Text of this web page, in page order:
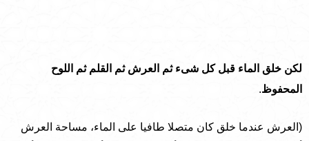
لكن خلق الماء قبل كل شىء ثم العرش ثم القلم ثم اللوح
المحفوظ.
(العرش عندما خلق كان متصلا طافيا على الماء، مساحة العرش